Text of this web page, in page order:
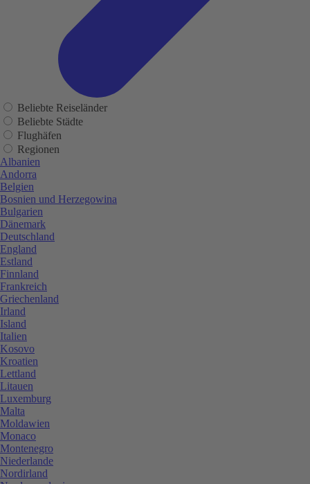
Beliebte Reiseländer
Beliebte Städte
Flughäfen
Regionen
Albanien
Andorra
Belgien
Bosnien und Herzegowina
Bulgarien
Dänemark
Deutschland
England
Estland
Finnland
Frankreich
Griechenland
Irland
Island
Italien
Kosovo
Kroatien
Lettland
Litauen
Luxemburg
Malta
Moldawien
Monaco
Montenegro
Niederlande
Nordirland